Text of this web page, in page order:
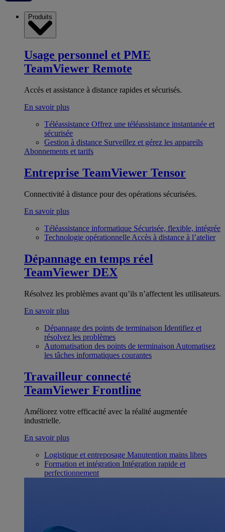
Produits
Usage personnel et PME
TeamViewer Remote
Accès et assistance à distance rapides et sécurisés.
En savoir plus
Téléassistance Offrez une téléassistance instantanée et
sécurisée
Gestion à distance Surveillez et gérez les appareils
Abonnements et tarifs
Entreprise TeamViewer Tensor
Connectivité à distance pour des opérations sécurisées.
En savoir plus
Téléassistance informatique Sécurisée, flexible, intégrée
Technologie opérationnelle Accès à distance à l’atelier
Dépannage en temps réel
TeamViewer DEX
Résolvez les problèmes avant qu’ils n’affectent les utilisateurs.
En savoir plus
Dépannage des points de terminaison Identifiez et
résolvez les problèmes
Automatisation des points de terminaison Automatisez
les tâches informatiques courantes
Travailleur connecté
TeamViewer Frontline
Améliorez votre efficacité avec la réalité augmentée
industrielle.
En savoir plus
Logistique et entreposage Manutention mains libres
Formation et intégration Intégration rapide et
perfectionnement